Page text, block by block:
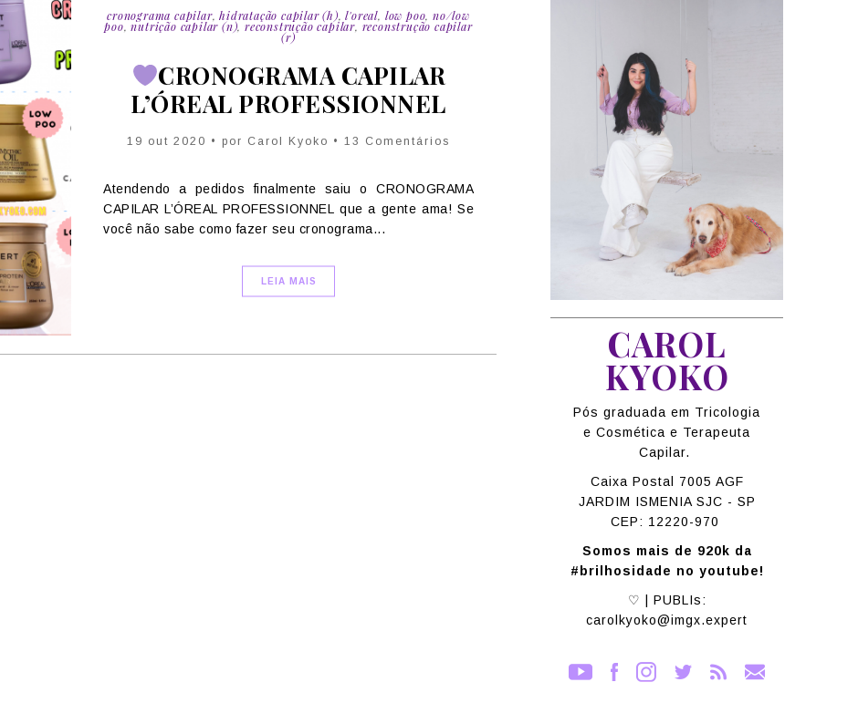
cronograma capilar,hidratação capilar (h),l'oreal, low poo, no/low
poo,nutrição capilar (n), reconstrução capilar, reconstrução capilar
(r)
CRONOGRAMA CAPILAR
L’ÓREAL PROFESSIONNEL
19 out 2020 • por Carol Kyoko • 13 Comentários
Atendendo a pedidos finalmente saiu o CRONOGRAMA
CAPILAR L’ÓREAL PROFESSIONNEL que a gente ama! Se
você não sabe como fazer seu cronograma...
LEIA MAIS
CAROL
KYOKO
Pós graduada em Tricologia
e Cosmética e Terapeuta
Capilar.
Caixa Postal 7005 AGF
JARDIM ISMENIA SJC - SP
CEP: 12220-970
Somos mais de 920k da
#brilhosidade no youtube!
♡ | PUBLIs:
carolkyoko@imgx.expert